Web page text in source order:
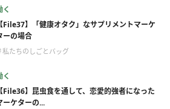
く
【File37】「健康オタク」なサプリメントマーケ
ーの場合
私たちのしごとバッグ
く
【File36】昆虫食を通して、恋愛的強者になった
ーケターの...